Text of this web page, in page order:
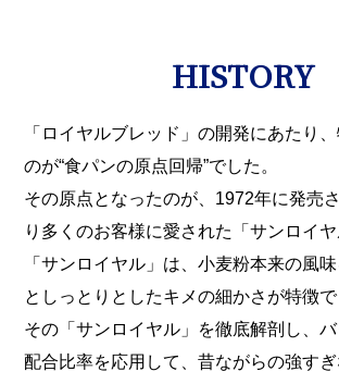
HISTORY
「ロイヤルブレッド」の開発にあたり
のが“食パンの原点回帰”でした。
その原点となったのが、1972年に発売
り多くのお客様に愛された「サンロイヤ
「サンロイヤル」は、小麦粉本来の風
としっとりとしたキメの細かさが特徴で
その「サンロイヤル」を徹底解剖し、
配合比率を応用して、昔ながらの強す